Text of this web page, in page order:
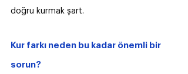
doğru kurmak şart.
Kur farkı neden bu kadar önemli bir
sorun?